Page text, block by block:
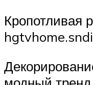
Кропотливая